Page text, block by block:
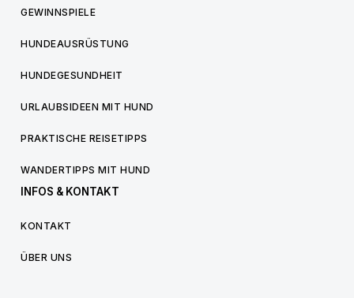
GEWINNSPIELE
HUNDEAUSRÜSTUNG
HUNDEGESUNDHEIT
URLAUBSIDEEN MIT HUND
PRAKTISCHE REISETIPPS
WANDERTIPPS MIT HUND
INFOS & KONTAKT
KONTAKT
ÜBER UNS